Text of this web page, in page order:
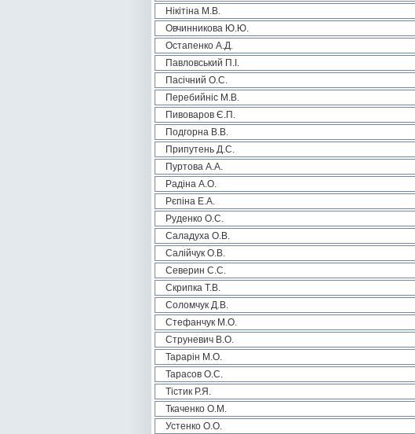
Нікітіна М.В.
Овчинникова Ю.Ю.
Остапенко А.Д.
Павловський П.І.
Пасічний О.С.
Перебийніс М.В.
Пивоваров Є.П.
Подгорна В.В.
Припутень Д.С.
Пуртова А.А.
Радіна А.О.
Рєпіна Е.А.
Руденко О.С.
Саладуха О.В.
Салійчук О.В.
Северин С.С.
Скрипка Т.В.
Соломчук Д.В.
Стефанчук М.О.
Струневич В.О.
Тарарін М.О.
Тарасов О.С.
Тістик Р.Я.
Ткаченко О.М.
Устенко О.О.